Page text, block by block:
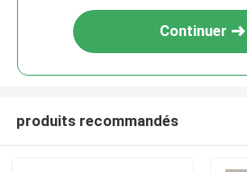
Continuer
produits recommandés